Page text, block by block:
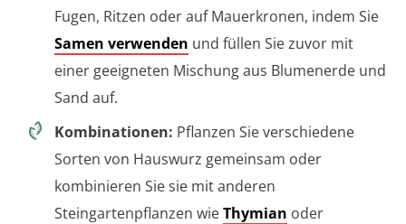
Fugen, Ritzen oder auf Mauerkronen, indem Sie
Samen verwenden und füllen Sie zuvor mit
einer geeigneten Mischung aus Blumenerde und
Sand auf.
Kombinationen: Pflanzen Sie verschiedene
Sorten von Hauswurz gemeinsam oder
kombinieren Sie sie mit anderen
Steingartenpflanzen wieThymian oder